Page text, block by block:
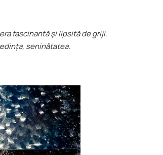
fascinantă şi lipsită de griji.
seninătatea.